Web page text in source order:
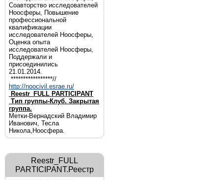
Соавторство исследователей
Ноосферы, Повышение
профессиональной
квалификации
исследователей Ноосферы,
Оценка опыта
исследователей Ноосферы,
Поддержали и
присоединились
21.01.2014.
*****************//
http://noocivil.esrae.ru/
Reestr_FULL PARTICIPANT
Тип группы-Клуб. Закрытая
группа.
Метки-Вернадский Владимир
Иванович, Тесла
Никола,Ноосфера.
Reestr_FULL
PARTICIPANT.Реестр